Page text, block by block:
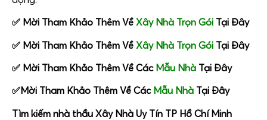
✅ Mời Tham Khảo Thêm Về Xây Nhà Trọn Gói Tại Đây
✅ Mời Tham Khảo Thêm Về Xây Nhà Trọn Gói Tại Đây
✅ Mời Tham Khảo Thêm Về Các Mẫu Nhà Tại Đây
✅Mời Tham Khảo Thêm Về Các Mẫu Nhà Tại Đây
Tìm kiếm nhà thầu Xây Nhà Uy Tín TP Hồ Chí Minh